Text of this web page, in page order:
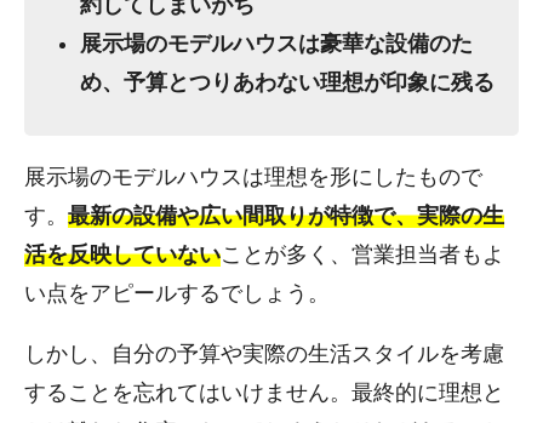
展示場のモデルハウスは豪華な設備のた
め、予算とつりあわない理想が印象に残る
展示場のモデルハウスは理想を形にしたもので
す。 最新の設備や広い間取りが特徴で、実際の生
活を反映していないことが多く、営業担当者もよ
い点をアピールするでしょう。
しかし、自分の予算や実際の生活スタイルを考慮
することを忘れてはいけません。最終的に理想と